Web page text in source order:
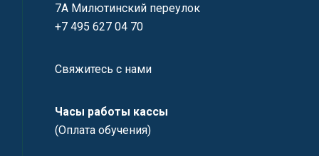
7А Милютинский переулок
+7 495 627 04 70
Свяжитесь с нами
Часы работы кассы
(Оплата обучения)